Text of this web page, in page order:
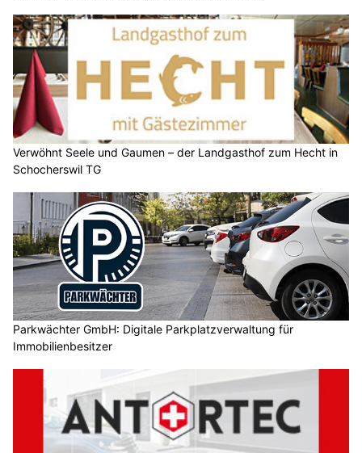
Verwöhnt Seele und Gaumen – der Landgasthof zum Hecht in
Schocherswil TG
Parkwächter GmbH: Digitale Parkplatzverwaltung für
Immobilienbesitzer